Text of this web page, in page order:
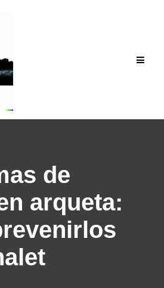
de
arqueta: